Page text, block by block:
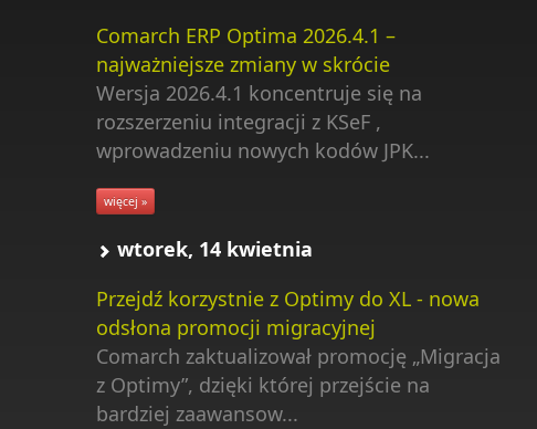
Comarch ERP Optima 2026.4.1 –
najważniejsze zmiany w skrócie
Wersja 2026.4.1 koncentruje się na
rozszerzeniu integracji z KSeF ,
wprowadzeniu nowych kodów JPK...
więcej »
wtorek, 14 kwietnia
Przejdź korzystnie z Optimy do XL - nowa
odsłona promocji migracyjnej
Comarch zaktualizował promocję „Migracja
z Optimy”, dzięki której przejście na
bardziej zaawansow...